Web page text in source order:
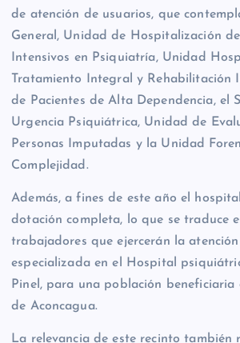
de atención de usuarios, que
General, Unidad de Hospitalización
Intensivos en Psiquiatría, Unidad
Tratamiento Integral y Rehabilitación
de Pacientes de Alta Dependencia, el
Urgencia Psiquiátrica, Unidad de
Personas Imputadas y la Unidad
Complejidad.
Además, a fines de este año el
dotación completa, lo que se traduce
trabajadores que ejercerán la
especializada en el Hospital
Pinel, para una población
de Aconcagua.
La relevancia de este recinto también